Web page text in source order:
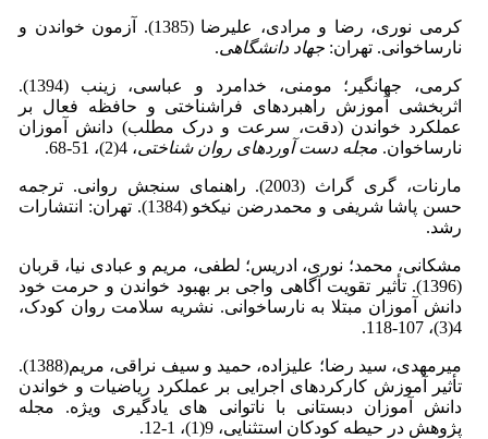
کرمی نوری، رضا و مرادی، علیرضا (1385). آزمون خواندن و
نارساخوانی. تهران: جهاد دانشگاهی.
کرمی، جهانگیر؛ مومنی، خدامرد و عباسی، زینب (1394).
اثربخشی آموزش راهبردهای فراشناختی و حافظه فعال بر
عملکرد خواندن (دقت، سرعت و درک مطلب) دانش آموزان
نارساخوان. مجله دست آوردهای روان شناختی، 4(2)، 51-68.
مارنات، گری گراث (2003). راهنمای سنجش روانی. ترجمه
حسن پاشا شریفی و محمدرضن نیکخو (1384). تهران: انتشارات
رشد.
مشکانی، محمد؛ نوری، ادریس؛ لطفی، مریم و عبادی نیا، قربان
(1396). تأثیر تقویت آگاهی واجی بر بهبود خواندن و حرمت خود
دانش آموزان مبتلا به نارساخوانی. نشریه سلامت روان کودک،
4(3)، 107-118.
میرمهدی، سید رضا؛ علیزاده، حمید و سیف نراقی، مریم(1388).
تأثیر آموزش کارکردهای اجرایی بر عملکرد ریاضیات و خواندن
دانش آموزان دبستانی با ناتوانی های یادگیری ویژه. مجله
پژوهش در حیطه کودکان استثنایی، 9(1)، 1-12.